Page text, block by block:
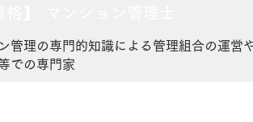
管理の専門的知識による管理組合の運営
での専門家